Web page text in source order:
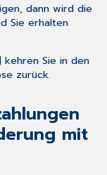
dann wird die
Sie erhalten
kehren Sie in den
zurück.
mit